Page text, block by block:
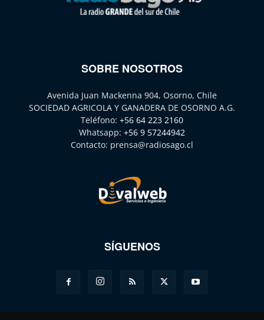
SOBRE NOSOTROS
Avenida Juan Mackenna 904, Osorno, Chile
SOCIEDAD AGRICOLA Y GANADERA DE OSORNO A.G.
Teléfono: +56 64 223 2160
Whatsapp: +56 9 57244942
Contacto: prensa@radiosago.cl
SÍGUENOS